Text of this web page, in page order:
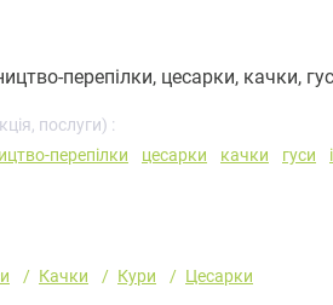
перепілки, цесарки, качки,
послуги) :
перепілки цесарки качки гуси
Качки Кури
Цесарки